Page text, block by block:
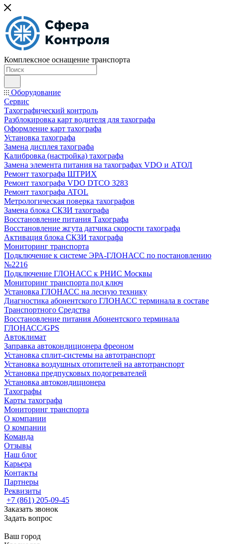
Комплексное оснащение транспорта
Оборудование
Сервис
Тахографический контроль
Разблокировка карт водителя для тахографа
Оформление карт тахографа
Установка тахографа
Замена дисплея тахографа
Калибровка (настройка) тахографа
Замена элемента питания на тахографах VDO и АТОЛ
Ремонт тахографа ШТРИХ
Ремонт тахографа VDO DTCO 3283
Ремонт тахографа ATOL
Метрологическая поверка тахографов
Замена блока СКЗИ тахографа
Восстановление питания Тахографа
Восстановление жгута датчика скорости тахографа
Активация блока СКЗИ тахографа
Мониторинг транспорта
Подключение к системе ЭРА-ГЛОНАСС по постановлению
№2216
Подключение ГЛОНАСС к РНИС Москвы
Мониторинг транспорта под ключ
Установка ГЛОНАСС на лесную технику
Диагностика абонентского ГЛОНАСС терминала в составе
Транспортного Средства
Восстановление питания Абонентского терминала
ГЛОНАСС/GPS
Автоклимат
Заправка автокондиционера фреоном
Установка сплит-системы на автотранспорт
Установка воздушных отопителей на автотранспорт
Установка предпусковых подогревателей
Установка автокондиционера
Тахографы
Карты тахографа
Мониторинг транспорта
О компании
О компании
Команда
Отзывы
Наш блог
Карьера
Контакты
Партнеры
Реквизиты
+7 (861) 205-09-45
Заказать звонок
Задать вопрос
Ваш город